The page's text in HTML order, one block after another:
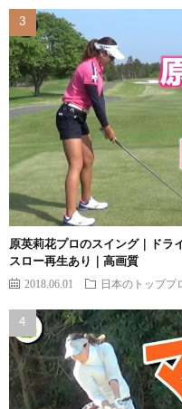
原英莉花プロのスイング｜ドラ
スロー再生あり｜高画質
2018.06.01 日本のトッププ